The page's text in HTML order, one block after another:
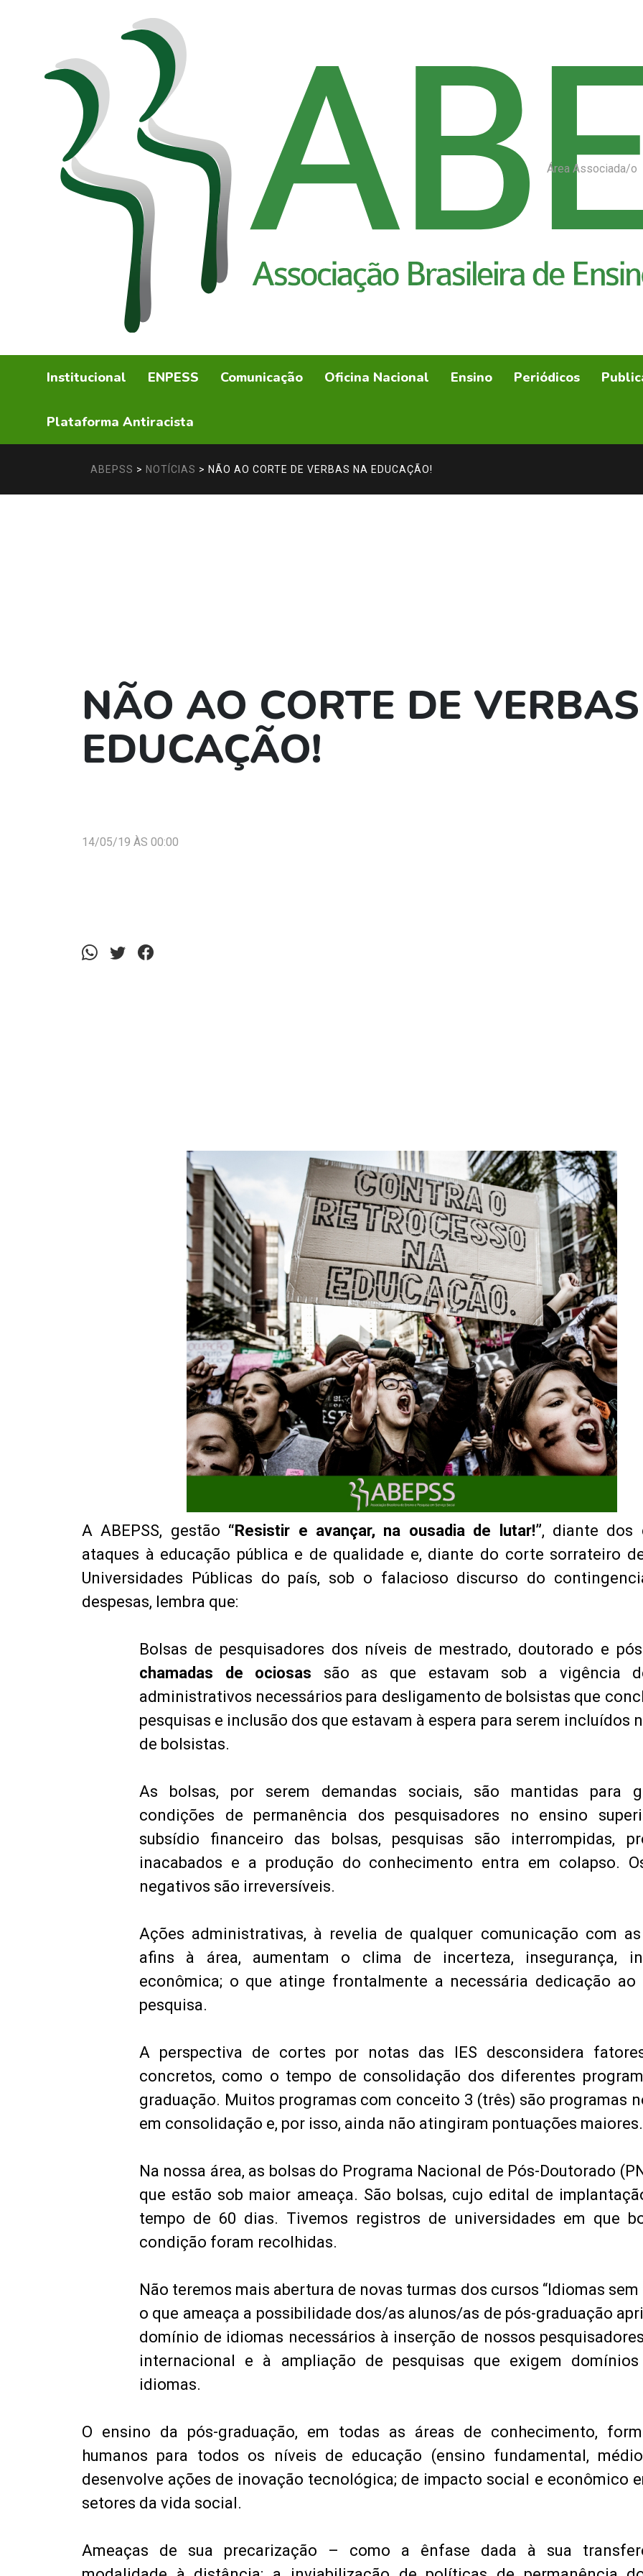
Área Associada/o
Institucional ENPESS Comunicação Oficina Nacional Ensino Periódicos
Plataforma Antiracista
ABEPSS > NOTÍCIAS > NÃO AO CORTE DE VERBAS NA EDUCAÇÃO!
NÃO AO CORTE DE
EDUCAÇÃO!
14/05/19 ÀS 00:00
A ABEPSS, gestão “Resistir e avançar, na ousadia de lutar!”, diante dos
ataques à educação pública e de qualidade e, diante do corte sorrateiro
Universidades Públicas do país, sob o falacioso discurso do
despesas, lembra que:
Bolsas de pesquisadores dos níveis de mestrado, doutorado e
chamadas de ociosas são as que estavam sob a vigência
administrativos necessários para desligamento de bolsistas que
pesquisas e inclusão dos que estavam à espera para serem incluídos
de bolsistas.
As bolsas, por serem demandas sociais, são mantidas para
condições de permanência dos pesquisadores no ensino
subsídio financeiro das bolsas, pesquisas são interrompidas,
inacabados e a produção do conhecimento entra em colapso.
negativos são irreversíveis.
Ações administrativas, à revelia de qualquer comunicação com
afins à área, aumentam o clima de incerteza, insegurança,
econômica; o que atinge frontalmente a necessária dedicação
pesquisa.
A perspectiva de cortes por notas das IES desconsidera
concretos, como o tempo de consolidação dos diferentes
graduação. Muitos programas com conceito 3 (três) são programas
em consolidação e, por isso, ainda não atingiram pontuações maiores.
Na nossa área, as bolsas do Programa Nacional de Pós-Doutorado
que estão sob maior ameaça. São bolsas, cujo edital de
tempo de 60 dias. Tivemos registros de universidades em que
condição foram recolhidas.
Não teremos mais abertura de novas turmas dos cursos “Idiomas
o que ameaça a possibilidade dos/as alunos/as de pós-graduação
domínio de idiomas necessários à inserção de nossos
internacional e à ampliação de pesquisas que exigem
idiomas.
O ensino da pós-graduação, em todas as áreas de conhecimento,
humanos para todos os níveis de educação (ensino fundamental,
desenvolve ações de inovação tecnológica; de impacto social e econômico
setores da vida social.
Ameaças de sua precarização – como a ênfase dada à sua